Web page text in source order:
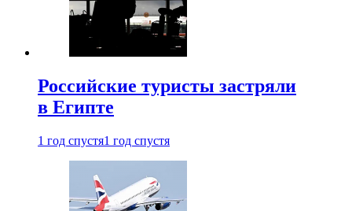
Российские туристы застряли
в Египте
1 год спустя1 год спустя